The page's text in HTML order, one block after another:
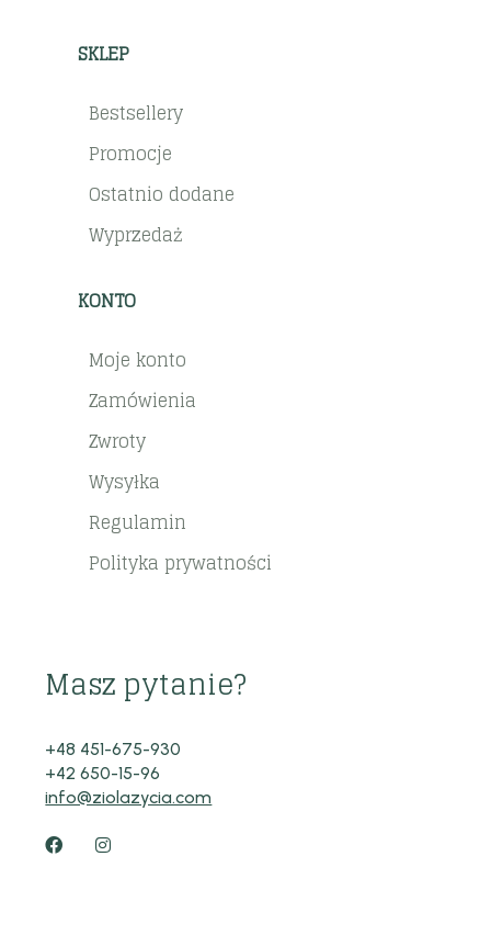
SKLEP
Bestsellery
Promocje
Ostatnio dodane
Wyprzedaż
KONTO
Moje konto
Zamówienia
Zwroty
Wysyłka
Regulamin
Polityka prywatności
Masz pytanie?
+48 451-675-930
+42 650-15-96
info@ziolazycia.com